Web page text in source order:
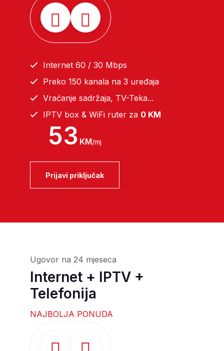
Internet 60 / 30 Mbps
Preko 150 kanala na 3 uređaja
Vraćanje sadržaja, TV-Teka...
IPTV box & WiFi ruter za 0 KM
53KM/mj
Prijavi priključak
Ugovor na 24 mjeseca
Internet + IPTV +
Telefonija
NAJBOLJA PONUDA